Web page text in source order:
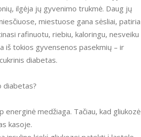
ilgėja jų gyvenimo trukmė. Daug jų
miestuose gana sėsliai, patiria
rafinuotu, riebiu, kaloringu, nesveiku
iš tokios gyvensenos pasekmių – ir
diabetas.
diabetas?
medžiaga. Tačiau, kad gliukozė
kasoje.